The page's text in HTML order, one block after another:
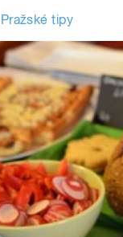
Pražské tipy